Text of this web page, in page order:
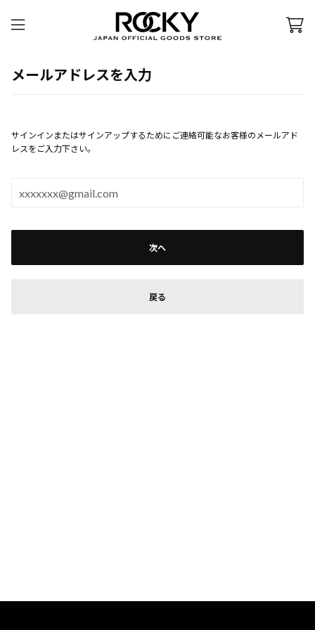
メールアドレスを入力
サインインまたはサインアップするためにご連絡可能なお客様のメールアド
レスをご入力下さい。
次へ
戻る